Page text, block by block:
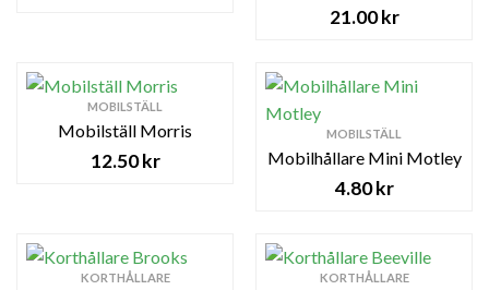
21.00kr
MOBILSTÄLL
Mobilställ Morris
12.50kr
MOBILSTÄLL
Mobilhållare Mini Motley
4.80kr
KORTHÅLLARE KORTHÅLLARE